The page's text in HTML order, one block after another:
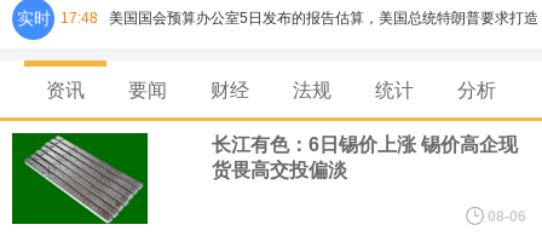
实时 17:48 美国国会预算办公室5日发布的报告估算，美国总统特朗普要求打造
的海军全新核动力“黄金舰队”可能需要在今后数十年间支出约2750
亿美元。其中，首艘“特朗普级”战列舰“无畏”号预估造价比原来至少
高50%。
资讯 要闻 财经 法规 统计 分析
长江有色：6日锡价上涨 锡价高企现
货畏高交投偏淡
08-06